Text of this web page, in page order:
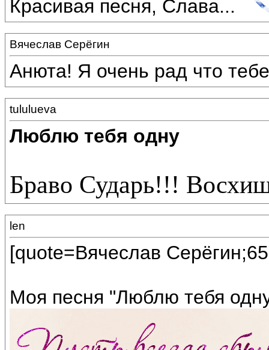
Красивая песня, Слава...
Вячеслав Серёгин
Анюта! Я очень рад что
tululueva
Люблю тебя одну
Браво Сударь!!!
len
[quote=Вячеслав
Моя песня "Люблю тебя